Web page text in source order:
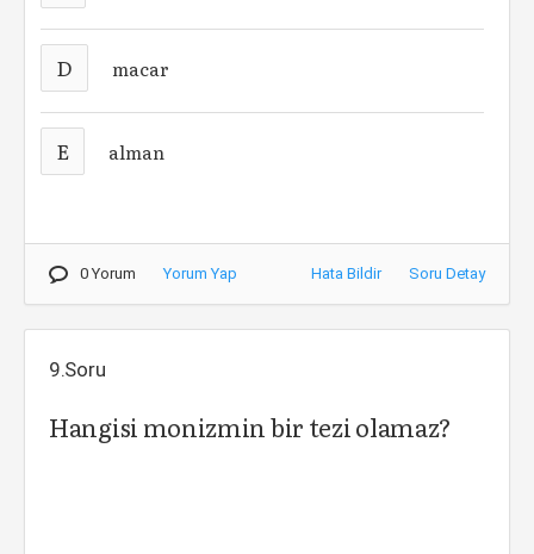
D macar
E alman
0 Yorum Yorum Yap Hata Bildir Soru Detay
9.Soru
Hangisi monizmin bir tezi olamaz?